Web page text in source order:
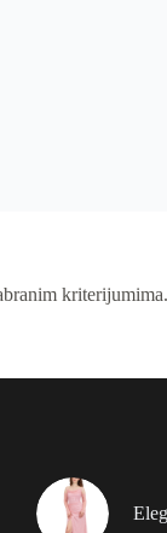
kriterijumima.